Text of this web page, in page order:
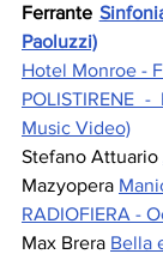
Ferrante
Paoluzzi)
Hotel Monroe -
POLISTIRENE
Music Video)
Stefano Attuario
Mazyopera
RADIOFIERA -
Max Brera Bella